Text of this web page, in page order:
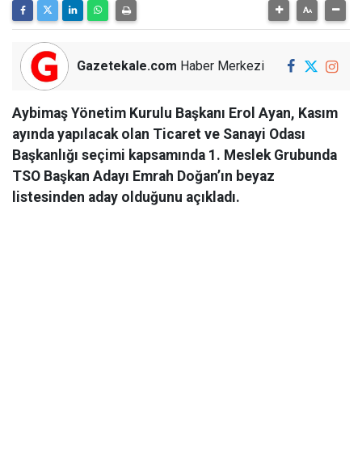
Gazetekale.com Haber Merkezi
Aybimaş Yönetim Kurulu Başkanı Erol Ayan, Kasım
ayında yapılacak olan Ticaret ve Sanayi Odası
Başkanlığı seçimi kapsamında 1. Meslek Grubunda
TSO Başkan Adayı Emrah Doğan’ın beyaz
listesinden aday olduğunu açıkladı.